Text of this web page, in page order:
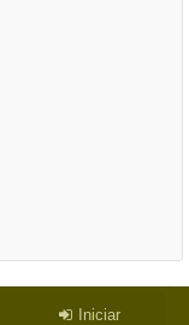
Iniciar